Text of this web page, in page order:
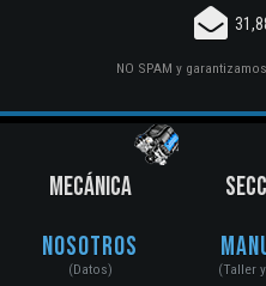
NO SPAM y
MECÁNICA
Nosotros
(Datos) (Taller